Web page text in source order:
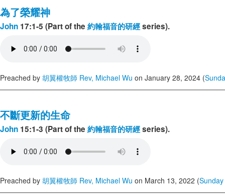
為了榮耀神
John 17:1-5 (Part of the 約翰福音的研經series).
Preached by 胡翼權牧師 Rev, Michael Wu on January 28, 2024 (
不斷更新的生命
John 15:1-3 (Part of the 約翰福音的研經series).
Preached by 胡翼權牧師 Rev, Michael Wu on March 13, 2022 (